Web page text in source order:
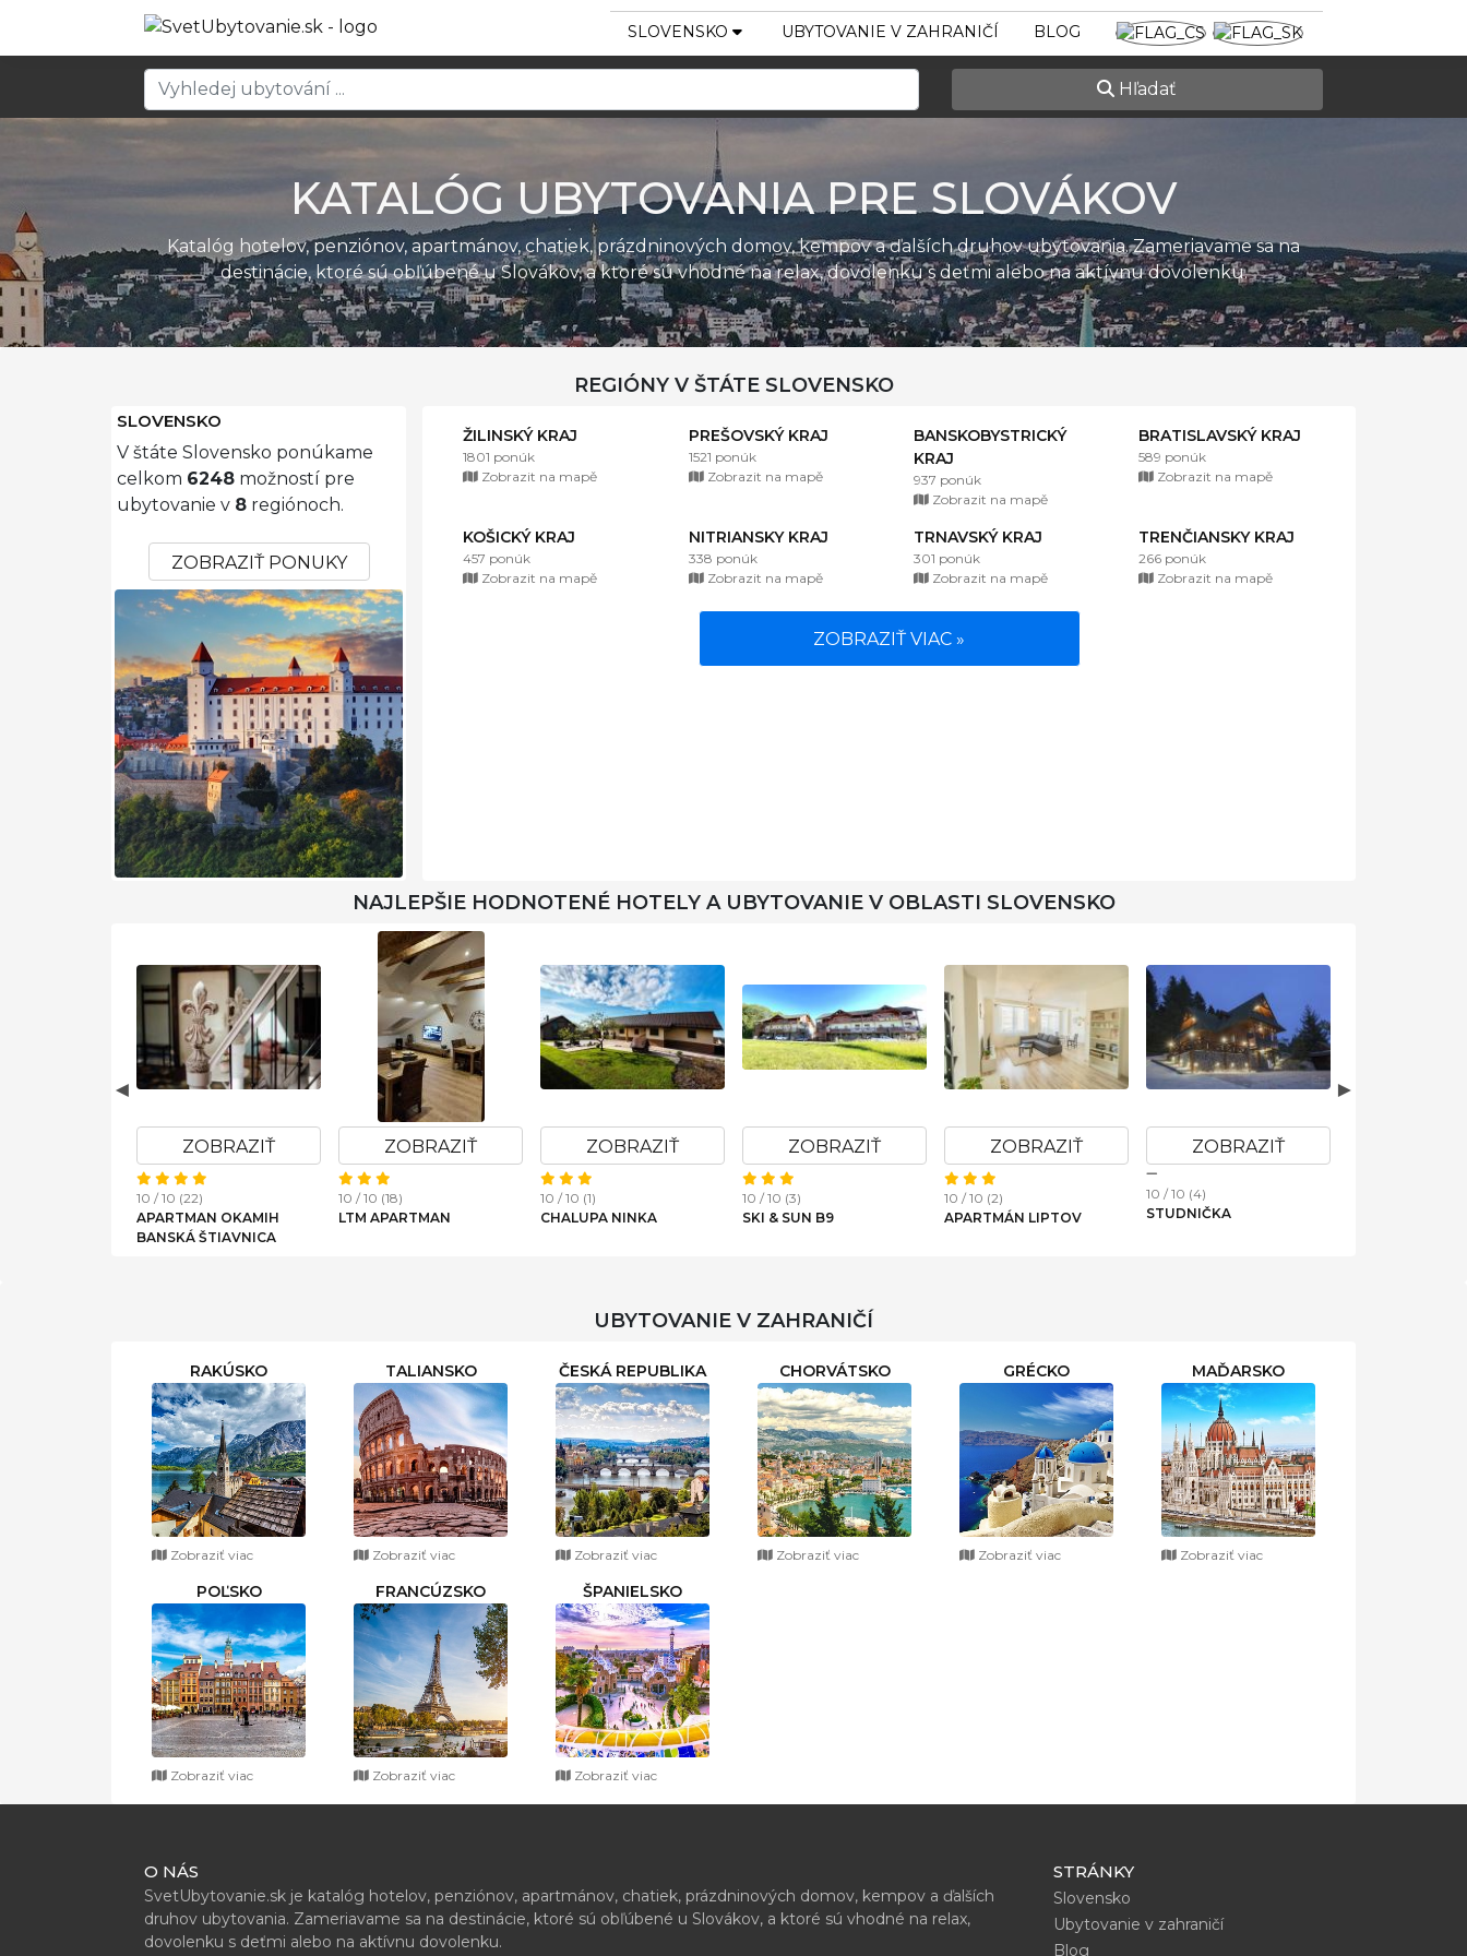
SLOVENSKO UBYTOVANIE V ZAHRANIČÍ BLOG
Hľadať
KATALÓG UBYTOVANIA PRE SLOVÁKOV
Katalóg hotelov, penziónov, apartmánov, chatiek, prázdninových domov, kempov a ďalších druhov ubytovania. Zameriavame sa na
destinácie, ktoré sú obľúbené u Slovákov, a ktoré sú vhodné na relax, dovolenku s deťmi alebo na aktívnu dovolenku.
REGIÓNY V ŠTÁTE SLOVENSKO
SLOVENSKO
V štáte Slovensko ponúkame
celkom 6248 možností pre
ubytovanie v 8 regiónoch.
ZOBRAZIŤ PONUKY
ŽILINSKÝ KRAJ
1801 ponúk
Zobrazit na mapě
PREŠOVSKÝ KRAJ
1521 ponúk
Zobrazit na mapě
BANSKOBYSTRICKÝ
KRAJ
937 ponúk
Zobrazit na mapě
BRATISLAVSKÝ KRAJ
589 ponúk
Zobrazit na mapě
KOŠICKÝ KRAJ
457 ponúk
Zobrazit na mapě
NITRIANSKY KRAJ
338 ponúk
Zobrazit na mapě
TRNAVSKÝ KRAJ
301 ponúk
Zobrazit na mapě
TRENČIANSKY KRAJ
266 ponúk
Zobrazit na mapě
ZOBRAZIŤ VIAC »
NAJLEPŠIE HODNOTENÉ HOTELY A UBYTOVANIE V OBLASTI SLOVENSKO
ZOBRAZIŤ
10 / 10 (22)
APARTMAN OKAMIH
BANSKÁ ŠTIAVNICA
ZOBRAZIŤ
10 / 10 (18)
LTM APARTMAN
ZOBRAZIŤ
10 / 10 (1)
CHALUPA NINKA
ZOBRAZIŤ
10 / 10 (3)
SKI & SUN B9
ZOBRAZIŤ
10 / 10 (2)
APARTMÁN LIPTOV
ZOBRAZIŤ
10 / 10 (4)
STUDNIČKA
UBYTOVANIE V ZAHRANIČÍ
RAKÚSKO
Zobraziť viac
TALIANSKO
Zobraziť viac
ČESKÁ REPUBLIKA
Zobraziť viac
CHORVÁTSKO
Zobraziť viac
GRÉCKO
Zobraziť viac
MAĎARSKO
Zobraziť viac
POĽSKO
Zobraziť viac
FRANCÚZSKO
Zobraziť viac
ŠPANIELSKO
Zobraziť viac
O NÁS
SvetUbytovanie.sk je katalóg hotelov, penziónov, apartmánov, chatiek, prázdninových domov, kempov a ďalších
druhov ubytovania. Zameriavame sa na destinácie, ktoré sú obľúbené u Slovákov, a ktoré sú vhodné na relax,
dovolenku s deťmi alebo na aktívnu dovolenku.
STRÁNKY
Slovensko
Ubytovanie v zahraničí
Blog